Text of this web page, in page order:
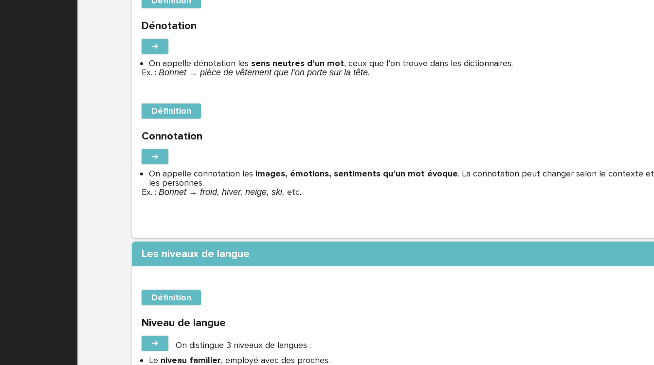
Dénotation
➔
On appelle dénotation les sens neutres d’un mot, ceux que l’on trouve dans les dictionnaires.
Ex. : Bonnet → pièce de vêtement que l’on porte sur la tête.
Définition
Connotation
➔
On appelle connotation les images, émotions, sentiments qu’un mot évoque. La connotation peut changer selon le contexte
les personnes.
Ex. : Bonnet → froid, hiver, neige, ski, etc.
Les niveaux de langue
Définition
Niveau de langue
➔
On distingue 3 niveaux de langues :
Le niveau familier, employé avec des proches.